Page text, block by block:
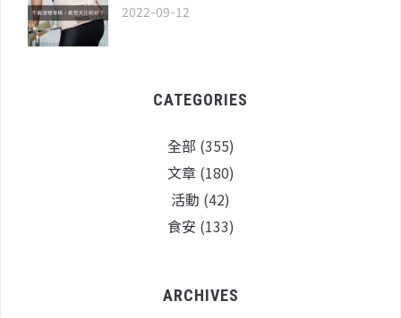
2022-09-12
CATEGORIES
全部 (355)
文章(180)
活動 (42)
食安 (133)
ARCHIVES